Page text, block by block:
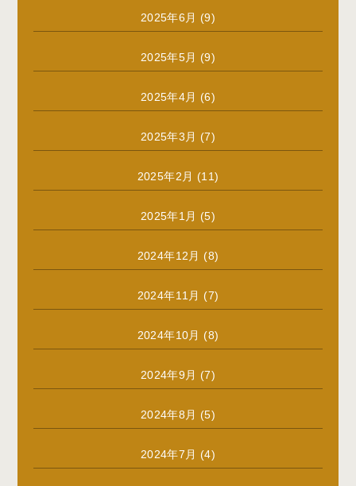
2025年6月 (9)
2025年5月 (9)
2025年4月 (6)
2025年3月 (7)
2025年2月 (11)
2025年1月 (5)
2024年12月 (8)
2024年11月 (7)
2024年10月 (8)
2024年9月 (7)
2024年8月 (5)
2024年7月 (4)